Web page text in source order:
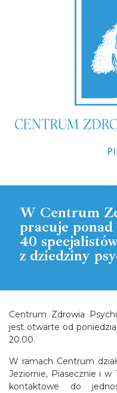
W Centrum
pracuje ponad
40
z dziedziny
Centrum Zdrowia
jest otwarte od
20:00.
W ramach Centrum
Jeziornie, Piasecznie i w
kontaktowe do